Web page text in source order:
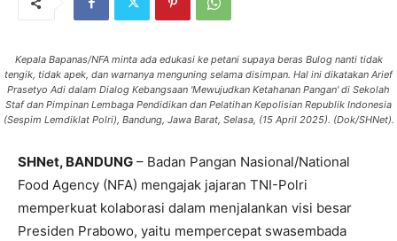
Kepala Bapanas/NFA minta ada edukasi ke petani supaya beras Bulog nanti tidak
tengik, tidak apek, dan warnanya menguning selama disimpan. Hal ini dikatakan Arief
Prasetyo Adi dalam Dialog Kebangsaan 'Mewujudkan Ketahanan Pangan' di Sekolah
Staf dan Pimpinan Lembaga Pendidikan dan Pelatihan Kepolisian Republik Indonesia
(Sespim Lemdiklat Polri), Bandung, Jawa Barat, Selasa, (15 April 2025). (Dok/SHNet).
SHNet, BANDUNG – Badan Pangan Nasional/National
Food Agency (NFA) mengajak jajaran TNI-Polri
memperkuat kolaborasi dalam menjalankan visi besar
Presiden Prabowo, yaitu mempercepat swasembada